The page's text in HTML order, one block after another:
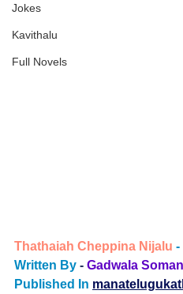
Jokes
Kavithalu
Full Novels
Thathaiah Cheppina Nijalu -
Written By - Gadwala
Published In